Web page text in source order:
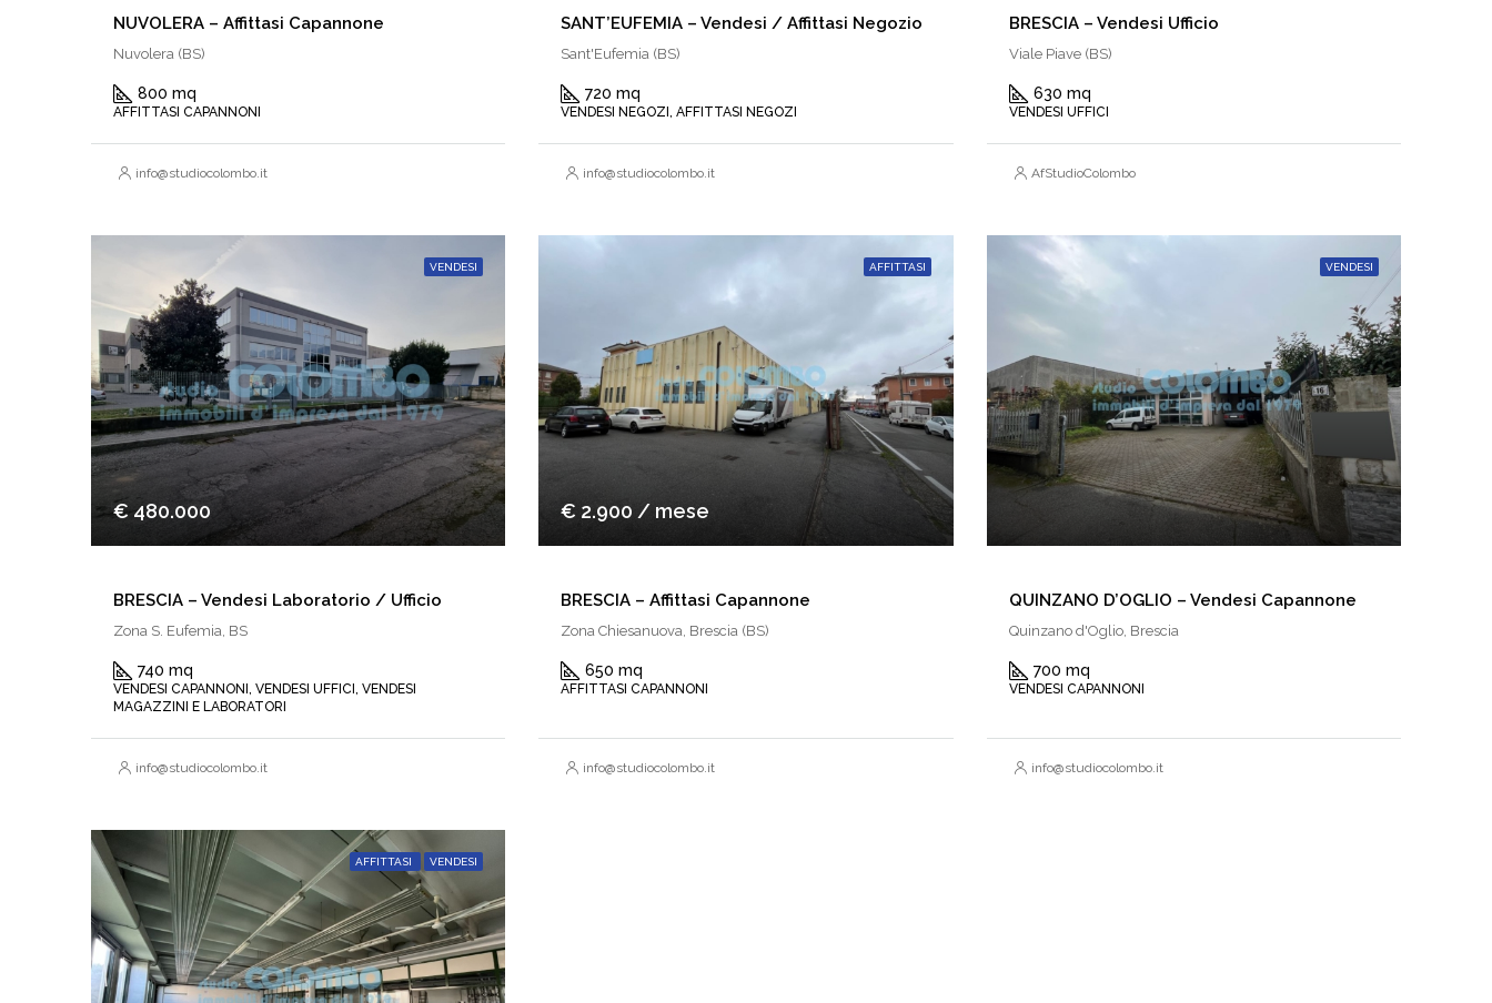
NUVOLERA – Affittasi Capannone
Nuvolera (BS)
800 mq
AFFITTASI CAPANNONI
info@studiocolombo.it
SANT’EUFEMIA – Vendesi / Affittasi Negozio
Sant'Eufemia (BS)
720 mq
VENDESI NEGOZI, AFFITTASI NEGOZI
info@studiocolombo.it
BRESCIA – Vendesi Ufficio
Viale Piave (BS)
630 mq
VENDESI UFFICI
AfStudioColombo
VENDESI
€ 480.000
BRESCIA – Vendesi Laboratorio / Ufficio
Zona S. Eufemia, BS
740 mq
VENDESI CAPANNONI, VENDESI UFFICI, VENDESI
MAGAZZINI E LABORATORI
info@studiocolombo.it
AFFITTASI
€ 2.900 / mese
BRESCIA – Affittasi Capannone
Zona Chiesanuova, Brescia (BS)
650 mq
AFFITTASI CAPANNONI
info@studiocolombo.it
VENDESI
QUINZANO D’OGLIO – Vendesi Capannone
Quinzano d'Oglio, Brescia
700 mq
VENDESI CAPANNONI
info@studiocolombo.it
AFFITTASI VENDESI